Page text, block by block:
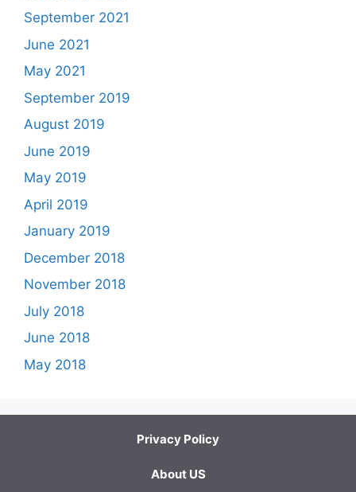
September 2021
June 2021
May 2021
September 2019
August 2019
June 2019
May 2019
April 2019
January 2019
December 2018
November 2018
July 2018
June 2018
May 2018
Privacy Policy
About US